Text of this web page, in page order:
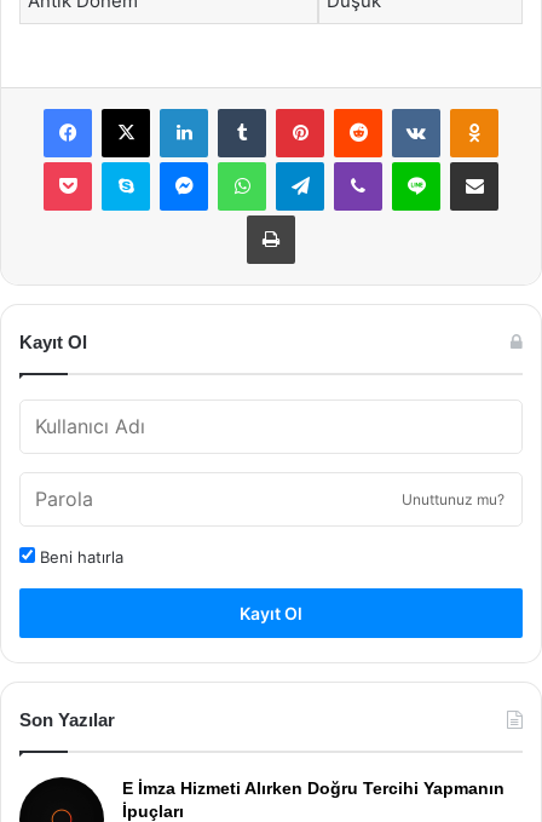
Facebook
X LinkedInTumblr PinterestReddit VKontakte
Pocket Skype MessengerWhatsAppTelegramViber Line E-Posta ile
Yazdır
Kayıt Ol
Unuttunuz mu?
Beni hatırla
Kayıt Ol
Son Yazılar
E İmza Hizmeti Alırken Doğru Tercihi Yapmanın
İpuçları